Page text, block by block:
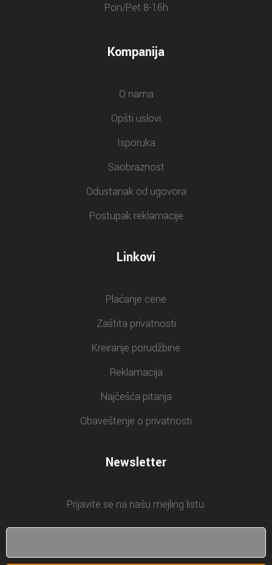
Pon/Pet 8-16h
Kompanija
O nama
Opšti uslovi
Isporuka
Saobraznost
Odustanak od ugovora
Postupak reklamacije
Linkovi
Plaćanje cene
Zaštita privatnosti
Kreiranje porudžbine
Reklamacija
Najčešća pitanja
Obaveštenje o privatnosti
Newsletter
Prijavite se na našu mejling listu.